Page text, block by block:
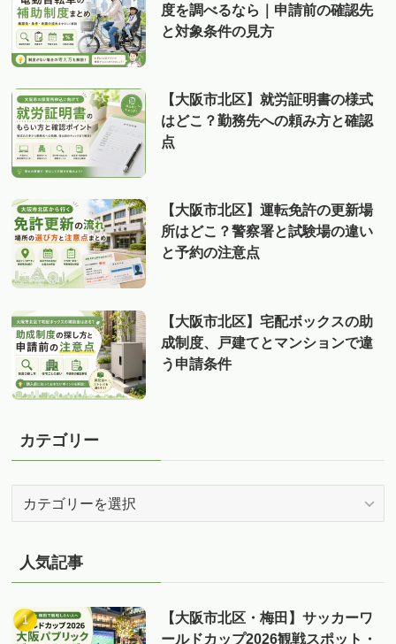
度を調べるなら｜申請前の確認先
と対象条件の見方
【大阪市北区】就労証明書の様式
はどこ？勤務先への頼み方と確認
点
【大阪市北区】運転免許の更新場
所はどこ？警察署と試験場の違い
と予約の注意点
【大阪市北区】宅配ボックスの助
成制度、戸建てとマンションで違
う申請条件
カテゴリー
リ
ー
人気記事
【大阪市北区・梅田】サッカーワ
ールドカップ2026観戦スポット・